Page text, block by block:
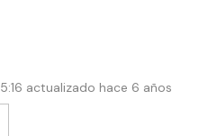
actualizado hace 6 años